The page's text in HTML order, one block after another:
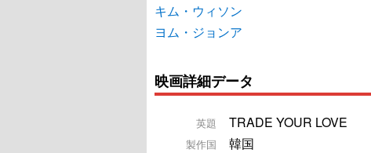
キム・ウィソン
ヨム・ジョンア
映画詳細データ
英題 TRADE YOUR LOVE
製作国 韓国